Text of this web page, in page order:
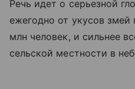
Речь идет о серьезной
ежегодно от укусов змей
млн человек, и сильнее
сельской местности в